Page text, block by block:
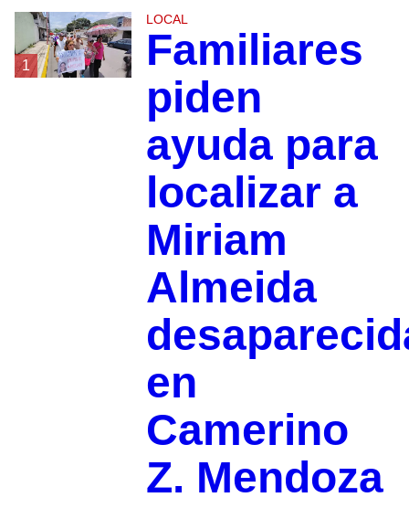
1
LOCAL
Familiares
piden
ayuda para
localizar a
Miriam
Almeida
en
Camerino
Z. Mendoza